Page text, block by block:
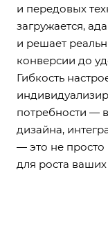
и передовых
загружается,
и решает
конверсии до
Гибкость
потребности —
дизайна,
— это не
для роста